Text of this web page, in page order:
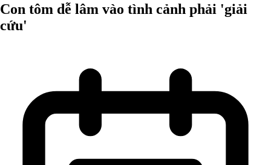
Con tôm dễ lâm vào tình cảnh phải 'giải
cứu'